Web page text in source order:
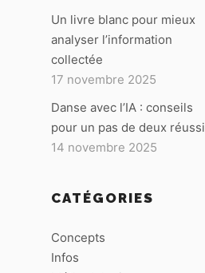
Un livre blanc pour mieux
analyser l’information
collectée
17 novembre 2025
Danse avec l’IA : conseils
pour un pas de deux réussi
14 novembre 2025
CATÉGORIES
Concepts
Infos